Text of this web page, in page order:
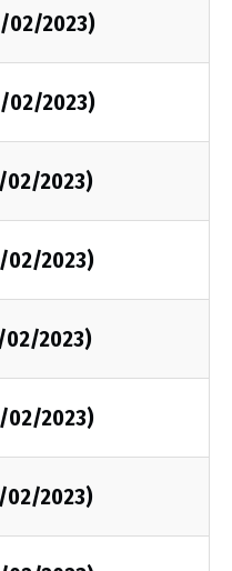
02/2023)
02/2023)
02/2023)
02/2023)
02/2023)
02/2023)
02/2023)